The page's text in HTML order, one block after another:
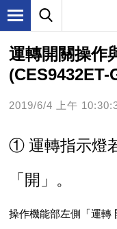
運轉開關操作
(CES9432ET-
2019/6/4 上午
① 運轉指示燈
「開」。
操作機能部左側「運轉